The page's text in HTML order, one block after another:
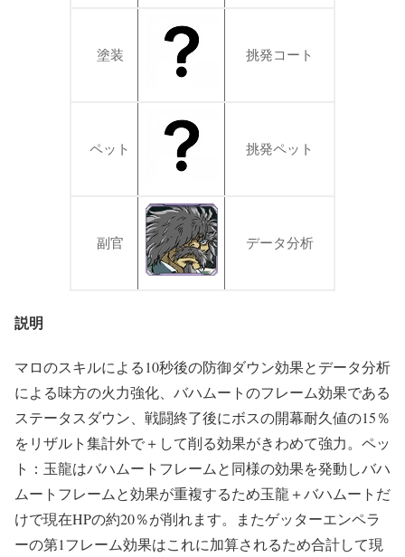
塗装 挑発コート
ペット 挑発ペット
副官 データ分析
説明
マロのスキルによる10秒後の防御ダウン効果とデータ分析
による味方の火力強化、バハムートのフレーム効果である
ステータスダウン、戦闘終了後にボスの開幕耐久値の15％
をリザルト集計外で＋して削る効果がきわめて強力。ペッ
ト：玉龍はバハムートフレームと同様の効果を発動しバハ
ムートフレームと効果が重複するため玉龍＋バハムートだ
けで現在HPの約20％が削れます。またゲッターエンペラ
ーの第1フレーム効果はこれに加算されるため合計して現